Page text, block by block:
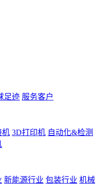
足迹 服务客户
机 3D打印机 自动化&检测
新能源行业 包装行业 机械